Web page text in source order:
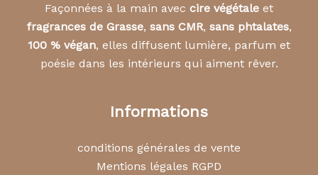
Façonnées à la main avec cire végétale et
fragrances de Grasse, sans CMR, sans phtalates,
100 % végan, elles diffusent lumière, parfum et
poésie dans les intérieurs qui aiment rêver.
Informations
conditions générales de vente
Mentions légales RGPD